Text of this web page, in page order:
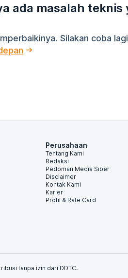
ada masalah teknis
Silakan coba
Perusahaan
Tentang Kami
Redaksi
Pedoman Media Siber
Disclaimer
Kontak Kami
Karier
Profil & Rate Card
tanpa izin dari DDTC.